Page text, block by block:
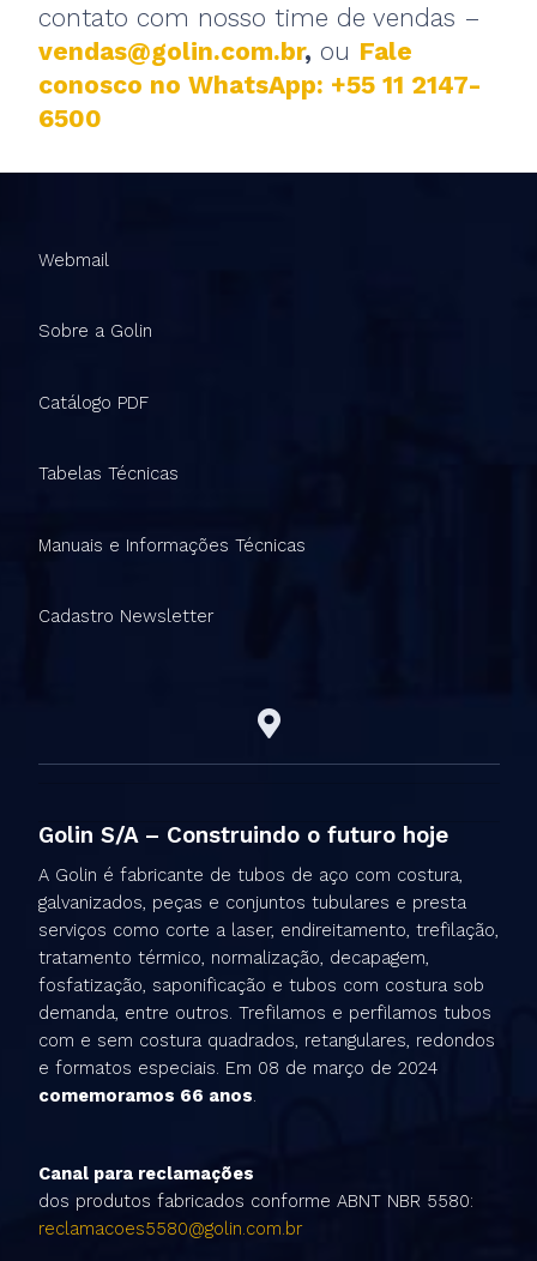
contato com nosso time de vendas –
vendas@golin.com.br, ou Fale
conosco no WhatsApp: +55 11 2147-
6500
Webmail
Sobre a Golin
Catálogo PDF
Tabelas Técnicas
Manuais e Informações Técnicas
Cadastro Newsletter
Golin S/A – Construindo o futuro hoje
A Golin é fabricante de tubos de aço com costura,
galvanizados, peças e conjuntos tubulares e presta
serviços como corte a laser, endireitamento, trefilação,
tratamento térmico, normalização, decapagem,
fosfatização, saponificação e tubos com costura sob
demanda, entre outros. Trefilamos e perfilamos tubos
com e sem costura quadrados, retangulares, redondos
e formatos especiais. Em 08 de março de 2024
comemoramos 66 anos.
Canal para reclamações
dos produtos fabricados conforme ABNT NBR 5580:
reclamacoes5580@golin.com.br